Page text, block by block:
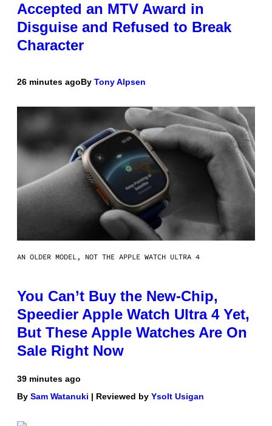
Accepted an MTV Award in
Disguise and Refused to Break
Character
26 minutes agoBy Tony Alpsen
AN OLDER MODEL, NOT THE APPLE WATCH ULTRA 4
You Can’t Buy the New-Chip,
Speedier Apple Watch Ultra 4 Yet,
But These Apple Watches Are On
Sale Right Now
39 minutes ago
By Sam Watanuki | Reviewed by Ysolt Usigan